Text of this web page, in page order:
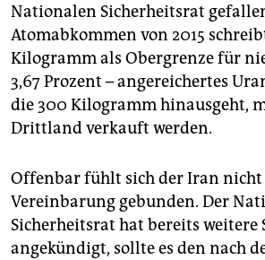
epaper login
Nationalen Sicherheitsrat
Atomabkommen von 2015
Kilogramm als Obergrenze für
3,67 Prozent – angereichertes
die 300 Kilogramm hinausgeht,
Drittland verkauft werden.
Offenbar fühlt sich der Iran nicht
Vereinbarung gebunden. Der
Sicherheitsrat hat bereits weitere
angekündigt, sollte es den nach